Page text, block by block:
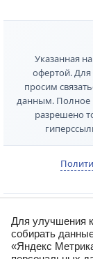
Указанная
офертой. Для
просим
данным. Полное
разрешено
Для улучшения
собирать
«Яндекс